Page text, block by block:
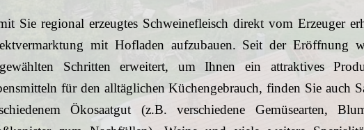
Sie regional erzeugtes Schweinefleisch direkt vom Erzeuger
mit Hofladen aufzubauen. Seit der Eröffnung
Schritten erweitert, um Ihnen ein attraktives
für den alltäglichen Küchengebrauch, finden Sie auch
Ökosaatgut (z.B. verschiedene Gemüsearten,